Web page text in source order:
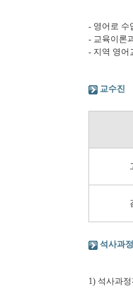
- 영어로 수
- 교육이론
- 지역 영어
교수진
석사과
1) 석사과